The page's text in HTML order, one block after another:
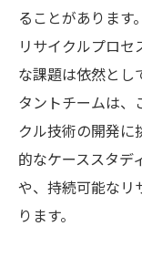
ることがあります
リサイクルプロ
な課題は依然とし
タントチームは、
クル技術の開発に
的なケーススタデ
や、持続可能なリ
ります。